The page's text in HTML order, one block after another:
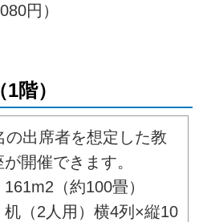
円）
階）
の出席者を想定した教
開催できます。
161m2（約100畳）
机（2人用）横4列×縦10